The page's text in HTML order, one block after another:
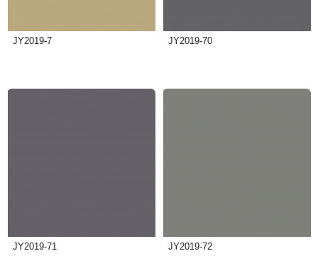
JY2019-7 JY2019-70
JY2019-71 JY2019-72